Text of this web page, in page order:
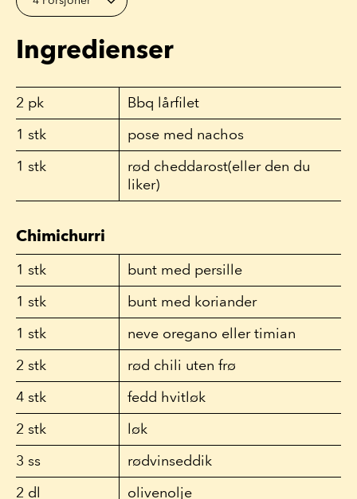
Ingredienser
2 pk
Bbq lårfilet
1 stk
pose med nachos
1 stk
rød cheddarost(eller den du
liker)
Chimichurri
1 stk
bunt med persille
1 stk
bunt med koriander
1 stk
neve oregano eller timian
2 stk
rød chili uten frø
4 stk
fedd hvitløk
2 stk
løk
3 ss
rødvinseddik
2 dl
olivenolje